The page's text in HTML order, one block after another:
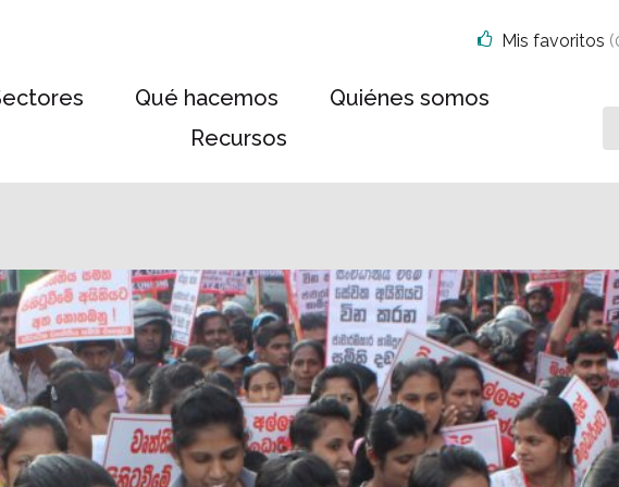
Qué hacemos
Quiénes somos
Recursos
Mis favoritos (